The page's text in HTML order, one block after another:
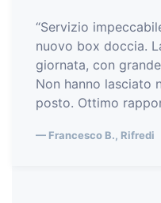
“Servizio
nuovo box doccia.
giornata, con
Non hanno lasciato
posto. Ottimo
— Francesco B., Rifredi